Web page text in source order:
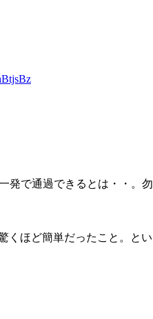
発で通過できるとは・・。勿
くほど簡単だったこと。とい